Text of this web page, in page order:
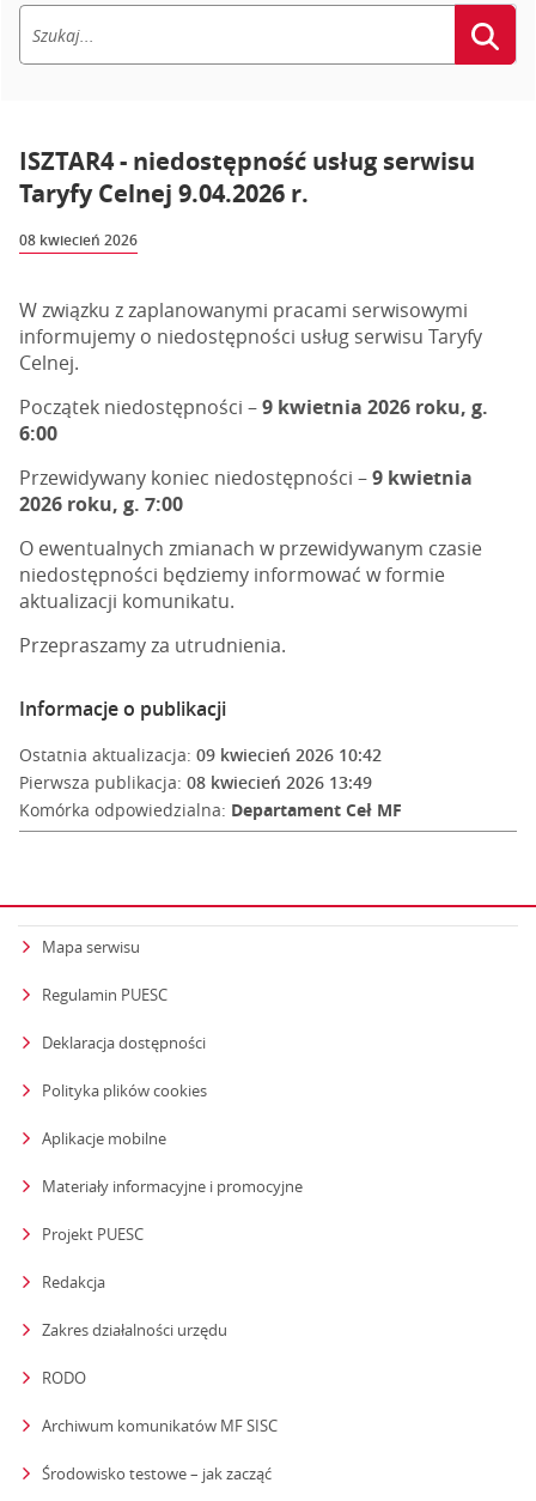
ISZTAR4 - niedostępność usług serwisu
Taryfy Celnej 9.04.2026 r.
08 kwiecień 2026
W związku z zaplanowanymi pracami serwisowymi
informujemy o niedostępności usług serwisu Taryfy
Celnej.
Początek niedostępności –9 kwietnia 2026 roku, g.
6:00
Przewidywany koniec niedostępności –9 kwietnia
2026 roku, g. 7:00
O ewentualnych zmianach w przewidywanym czasie
niedostępności będziemy informować w formie
aktualizacji komunikatu.
Przepraszamy za utrudnienia.
Informacje o publikacji
Ostatnia aktualizacja: 09 kwiecień 2026 10:42
Pierwsza publikacja: 08 kwiecień 2026 13:49
Komórka odpowiedzialna: Departament Ceł MF
Mapa serwisu
Regulamin PUESC
Deklaracja dostępności
Polityka plików cookies
Aplikacje mobilne
Materiały informacyjne i promocyjne
Projekt PUESC
Redakcja
Zakres działalności urzędu
RODO
Archiwum komunikatów MF SISC
Środowisko testowe – jak zacząćstrona otwiera się w nowym oknie